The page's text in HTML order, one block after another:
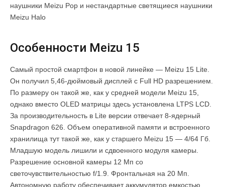
наушники Meizu Pop и нестандартные светящиеся наушники
Meizu Halo
Особенности Meizu 15
Самый простой смартфон в новой линейке — Meizu 15 Lite.
Он получил 5,46-дюймовый дисплей с Full HD разрешением.
По размеру он такой же, как у средней модели Meizu 15,
однако вместо OLED матрицы здесь установлена LTPS LCD.
За производительность в Lite версии отвечает 8-ядерный
Snapdragon 626. Объем оперативной памяти и встроенного
хранилища тут такой же, как у старшего Meizu 15 — 4/64 Гб.
Младшую модель лишили и сдвоенного модуля камеры.
Разрешение основной камеры 12 Мп со
светочувствительностью f/1.9. Фронтальная на 20 Мп.
Автономную работу обеспечивает аккумулятор емкостью